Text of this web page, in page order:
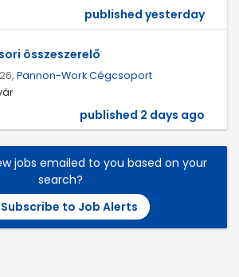
published yesterday
összeszerelő
Pannon-Work Cégcsoport
published 2 days ago
jobs emailed to you based on your
search?
Subscribe to Job Alerts